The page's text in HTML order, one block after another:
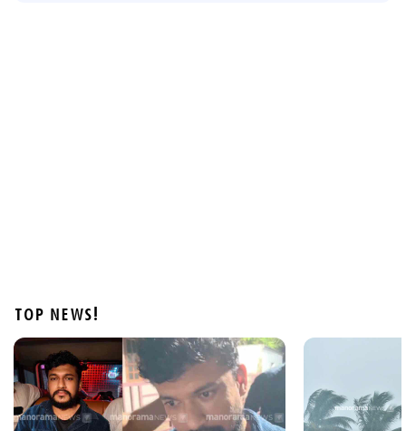
Latest
യുപിഐ സേവനങ്ങള്‍ തികച്ചും സൗജന്യമായിരിക്കും;
TOP NEWS!